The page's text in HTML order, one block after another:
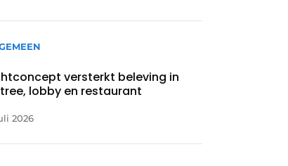
versterkt beleving in
lobby en restaurant
2026